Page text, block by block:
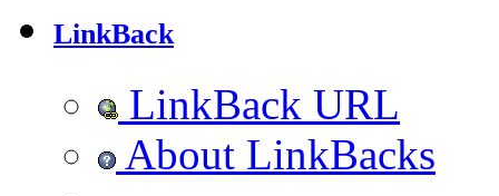
LinkBack
LinkBack URL
About LinkBacks